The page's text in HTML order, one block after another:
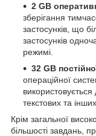
2 GB
зберігання
застосунків, що
застосунків
режимі.
32 GB
операційної
текстових та
Крім загальної
більшості завдань,